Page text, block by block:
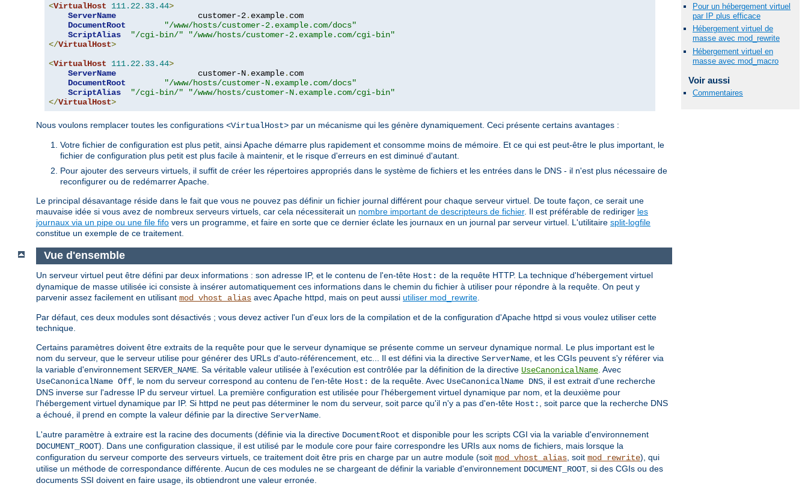
Pour un hébergement virtuel
par IP plus efficace
Hébergement virtuel de
masse avec mod_rewrite
Hébergement virtuel en
masse avec mod_macro
Voir aussi
Commentaires
<VirtualHost 111.22. 33.44>
ServerName
                 customer-2
. example. com
DocumentRoot
"/www/hosts/customer-2.example.com/docs"
ScriptAlias
"/cgi-bin/"
"/www/hosts/customer-2.example.com/cgi-bin"
</VirtualHost>
<VirtualHost 111.22. 33.44>
ServerName
                 customer-N
. example. com
DocumentRoot
"/www/hosts/customer-N.example.com/docs"
ScriptAlias
"/cgi-bin/"
"/www/hosts/customer-N.example.com/cgi-bin"
</VirtualHost>
Nous voulons remplacer toutes les configurations <VirtualHost> par un mécanisme qui les génère dynamiquement. Ceci présente certains avantages :
Votre fichier de configuration est plus petit, ainsi Apache démarre plus rapidement et consomme moins de mémoire. Et ce qui est peut-être le plus important, le
fichier de configuration plus petit est plus facile à maintenir, et le risque d'erreurs en est diminué d'autant.
Pour ajouter des serveurs virtuels, il suffit de créer les répertoires appropriés dans le système de fichiers et les entrées dans le DNS - il n'est plus nécessaire de
reconfigurer ou de redémarrer Apache.
Le principal désavantage réside dans le fait que vous ne pouvez pas définir un fichier journal différent pour chaque serveur virtuel. De toute façon, ce serait une
mauvaise idée si vous avez de nombreux serveurs virtuels, car cela nécessiterait un nombre important de descripteurs de fichier. Il est préférable de rediriger les
journaux via un pipe ou une file fifo vers un programme, et faire en sorte que ce dernier éclate les journaux en un journal par serveur virtuel. L'utilitaire split-logfile
constitue un exemple de ce traitement.
Vue d'ensemble
Un serveur virtuel peut être défini par deux informations : son adresse IP, et le contenu de l'en-tête Host: de la requête HTTP. La technique d'hébergement virtuel
dynamique de masse utilisée ici consiste à insérer automatiquement ces informations dans le chemin du fichier à utiliser pour répondre à la requête. On peut y
parvenir assez facilement en utilisant mod_vhost_alias avec Apache httpd, mais on peut aussi utiliser mod_rewrite
Par défaut, ces deux modules sont désactivés ; vous devez activer l'un d'eux lors de la compilation et de la configuration d'Apache httpd si vous voulez utiliser cette
technique.
Certains paramètres doivent être extraits de la requête pour que le serveur dynamique se présente comme un serveur dynamique normal. Le plus important est le
nom du serveur, que le serveur utilise pour générer des URLs d'auto-référencement, etc... Il est défini via la directive ServerName , et les CGIs peuvent s'y référer via
la variable d'environnement SERVER_NAME . Sa véritable valeur utilisée à l'exécution est contrôlée par la définition de la directive UseCanonicalName . Avec
UseCanonicalName Off , le nom du serveur correspond au contenu de l'en-tête Host: de la requête. Avec UseCanonicalName DNS , il est extrait d'une recherche
DNS inverse sur l'adresse IP du serveur virtuel. La première configuration est utilisée pour l'hébergement virtuel dynamique par nom, et la deuxième pour
l'hébergement virtuel dynamique par IP. Si httpd ne peut pas déterminer le nom du serveur, soit parce qu'il n'y a pas d'en-tête Host:
, soit parce que la recherche DNS
a échoué, il prend en compte la valeur définie par la directive ServerName
L'autre paramètre à extraire est la racine des documents (définie via la directive DocumentRoot et disponible pour les scripts CGI via la variable d'environnement
DOCUMENT_ROOT). Dans une configuration classique, il est utilisé par le module core pour faire correspondre les URIs aux noms de fichiers, mais lorsque la
configuration du serveur comporte des serveurs virtuels, ce traitement doit être pris en charge par un autre module (soit mod_vhost_alias , soit mod_rewrite), qui
utilise un méthode de correspondance différente. Aucun de ces modules ne se chargeant de définir la variable d'environnement DOCUMENT_ROOT , si des CGIs ou des
documents SSI doivent en faire usage, ils obtiendront une valeur erronée.